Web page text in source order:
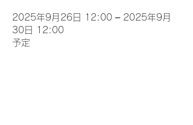
2025年9月26日 12:00 – 2025年9月
30日 12:00
予定